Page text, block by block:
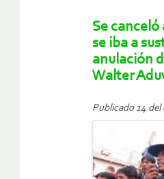
Se
se iba a
anulación
Walter
Publicado 14 del